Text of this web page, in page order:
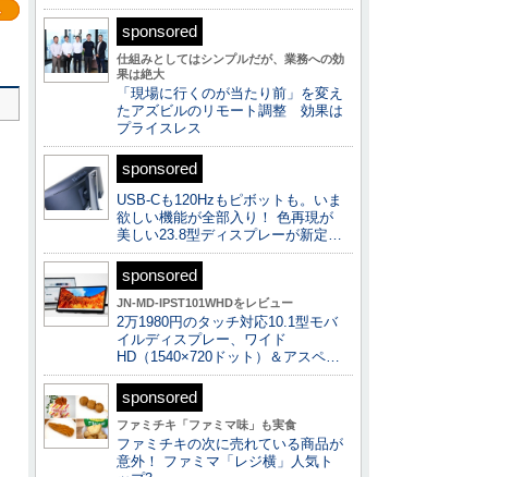
sponsored
仕組みとしてはシンプルだが、業務への効
果は絶大
「現場に行くのが当たり前」を変え
たアズビルのリモート調整 効果は
プライスレス
sponsored
USB-Cも120Hzもピボットも。いま
欲しい機能が全部入り！ 色再現が
美しい23.8型ディスプレーが新定…
sponsored
JN-MD-IPST101WHDをレビュー
2万1980円のタッチ対応10.1型モバ
イルディスプレー、ワイド
HD（1540×720ドット）＆アスペ…
sponsored
ファミチキ「ファミマ味」も実食
ファミチキの次に売れている商品が
意外！ ファミマ「レジ横」人気ト